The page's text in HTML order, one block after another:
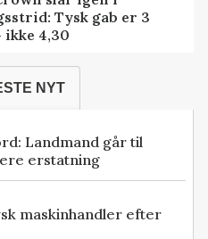
Tysk gab er 3
4,30
NYT
Landmand går til
erstatning
maskinhandler efter